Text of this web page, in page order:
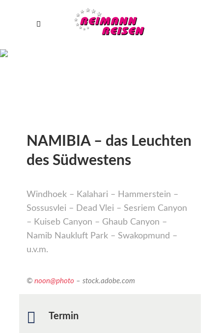
NAMIBIA – das Leuchten
des Südwestens
Windhoek – Kalahari – Hammerstein –
Sossusvlei – Dead Vlei – Sesriem Canyon
– Kuiseb Canyon – Ghaub Canyon –
Namib Naukluft Park – Swakopmund –
u.v.m.
© noon@photo – stock.adobe.com
Termin